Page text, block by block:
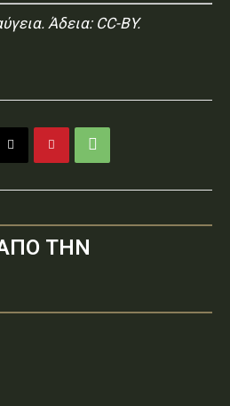
. Άδεια: CC-BY.
ΤΗΝ